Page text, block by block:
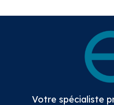
Votre spécialiste